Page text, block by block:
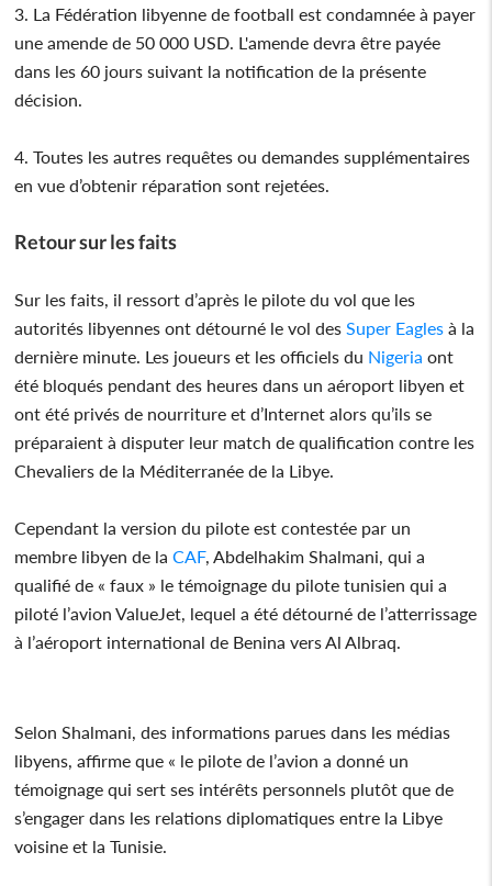
3. La Fédération libyenne de football est condamnée à payer
une amende de 50 000 USD. L'amende devra être payée
dans les 60 jours suivant la notification de la présente
décision.
4. Toutes les autres requêtes ou demandes supplémentaires
en vue d’obtenir réparation sont rejetées.
Retour sur les faits
Sur les faits, il ressort d’après le pilote du vol que les
autorités libyennes ont détourné le vol des Super Eagles à la
dernière minute. Les joueurs et les officiels du Nigeria ont
été bloqués pendant des heures dans un aéroport libyen et
ont été privés de nourriture et d’Internet alors qu’ils se
préparaient à disputer leur match de qualification contre les
Chevaliers de la Méditerranée de la Libye.
Cependant la version du pilote est contestée par un
membre libyen de laCAF, Abdelhakim Shalmani, qui a
qualifié de « faux » le témoignage du pilote tunisien qui a
piloté l’avion ValueJet, lequel a été détourné de l’atterrissage
à l’aéroport international de Benina vers Al Albraq.
Selon Shalmani, des informations parues dans les médias
libyens, affirme que « le pilote de l’avion a donné un
témoignage qui sert ses intérêts personnels plutôt que de
s’engager dans les relations diplomatiques entre la Libye
voisine et la Tunisie.